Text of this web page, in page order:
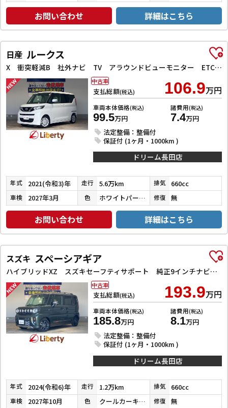
お問い合わせ 詳細はこちら
日産 ルークス
X 衝突軽減B 社外ナビ TV アラウンドビューモニター ETC 左パワースライドドア スマートキー プッシュスタート アイドリングストップ ステアリングスイッチ タッチパネルオートエアコン
支払総額(税込) 106.9万円
車両本体価格(税込)
99.5万円
諸費用(税込)
7.4万円
法定整備：整備付
保証付 (1ヶ月・1000km )
中古車
ドリーム長田店
年式 2021(令和3)年 走行 5.6万km 排気 660cc
車検 2027年3月 色 ホワイトパール３コートパール 修復 無
お問い合わせ 詳細はこちら
スズキ スペーシアギア
ハイブリッドXZ スズキセーフティサポート 純正9インチナビ TV Bluetooth対応 全方位カメラ 両側自動ドア ヘッドアップディスプレイ アダプティブクルーズコントロール ステアリングヒーター LEDヘッドライ
支払総額(税込) 193.9万円
車両本体価格(税込)
185.8万円
諸費用(税込)
8.1万円
法定整備：整備付
保証付 (1ヶ月・1000km )
中古車
ドリーム長田店
年式 2024(令和6)年 走行 1.2万km 排気 660cc
車検 2027年10月 色 クールカーキパールメタリック／ガンメタリック 修復 無